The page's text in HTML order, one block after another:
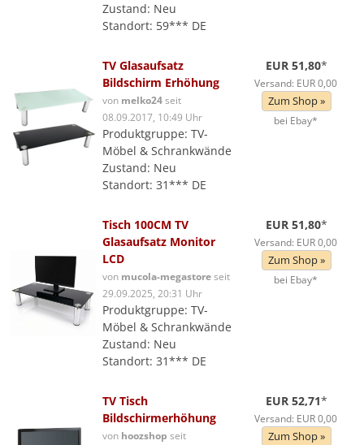
Zustand: Neu
Standort: 59*** DE
TV Glasaufsatz
Bildschirm Erhöhung
von melko24seit
08.09.2017, 10:49 Uhr
Produktgruppe: TV-
Möbel & Schrankwände
Zustand: Neu
Standort: 31*** DE
EUR 51,80*
Versand: EUR 0,00
Zum Shop »
bei Ebay*
Tisch 100CM TV
Glasaufsatz Monitor
LCD
von mucola-megastoreseit
29.09.2025, 20:31 Uhr
Produktgruppe: TV-
Möbel & Schrankwände
Zustand: Neu
Standort: 31*** DE
EUR 51,80*
Versand: EUR 0,00
Zum Shop »
bei Ebay*
TV Tisch
Bildschirmerhöhung
von hoozshop seit
EUR 52,71*
Versand: EUR 0,00
Zum Shop »